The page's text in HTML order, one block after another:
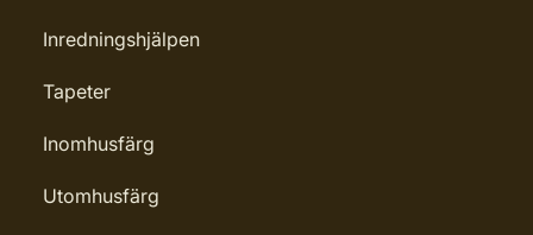
Inredningshjälpen
Tapeter
Inomhusfärg
Utomhusfärg